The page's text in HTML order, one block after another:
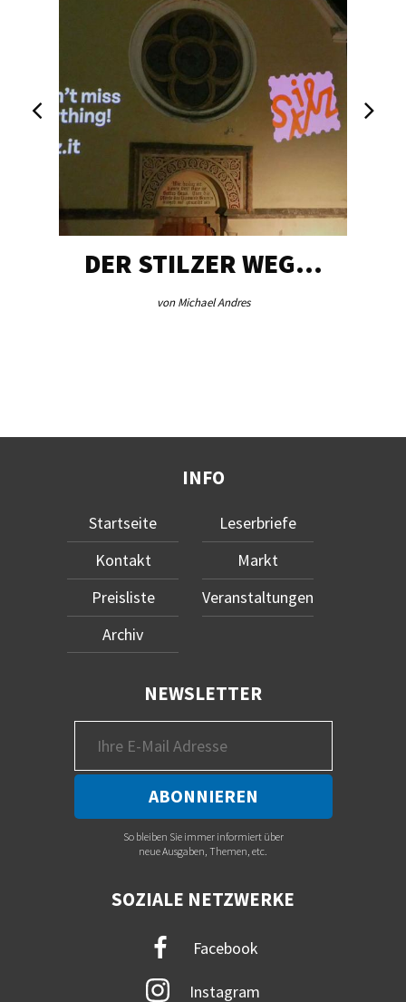
DER STILZER WEG…
von Michael Andres
INFO
Startseite
Kontakt
Preisliste
Archiv
Leserbriefe
Markt
Veranstaltungen
NEWSLETTER
So bleiben Sie immer informiert über
neue Ausgaben, Themen, etc.
SOZIALE NETZWERKE
Facebook
Instagram